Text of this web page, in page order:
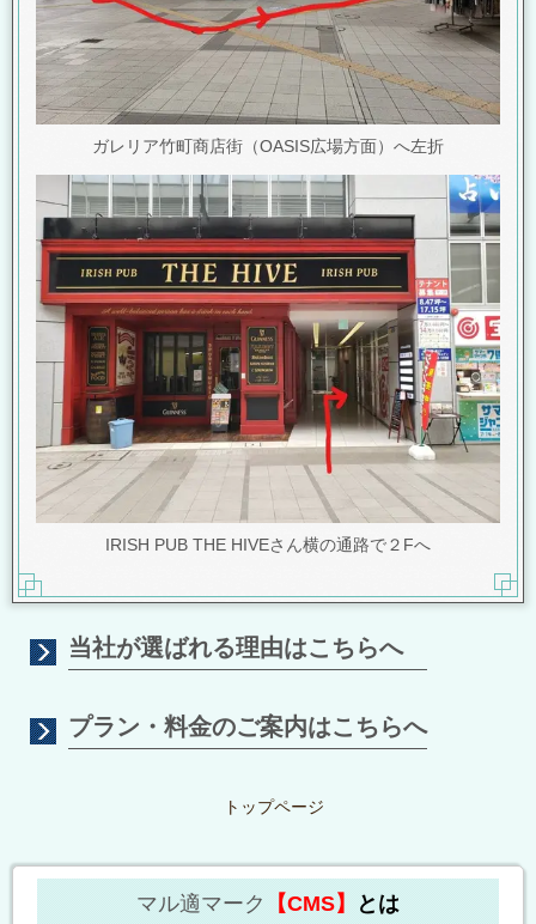
ガレリア竹町商店街（OASIS広場方面）へ左折
IRISH PUB THE HIVEさん横の通路で２Fへ
当社が選ばれる理由はこちらへ
プラン・料金のご案内はこちらへ
トップページ
マル適マーク 【CMS】 とは